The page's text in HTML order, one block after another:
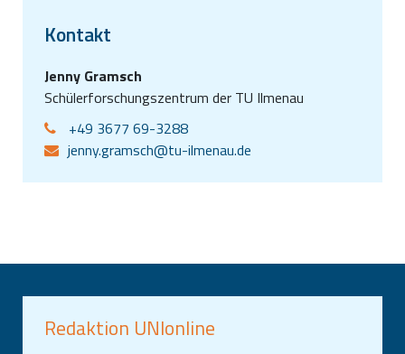
Kontakt
Jenny Gramsch
Schülerforschungszentrum der TU Ilmenau
+49 3677 69-3288
jenny.gramsch@tu-ilmenau.de
Redaktion UNIonline